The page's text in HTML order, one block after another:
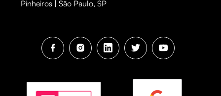
Pinheiros | São Paulo, SP